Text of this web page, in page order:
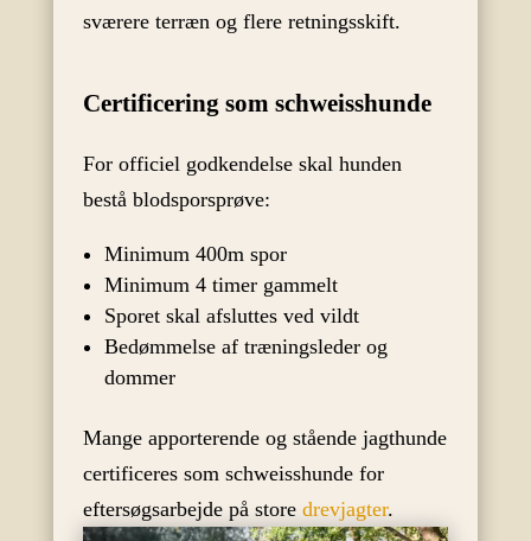
sværere terræn og flere retningsskift.
Certificering som schweisshunde
For officiel godkendelse skal hunden
bestå blodsporsprøve:
Minimum 400m spor
Minimum 4 timer gammelt
Sporet skal afsluttes ved vildt
Bedømmelse af træningsleder og
dommer
Mange apporterende og stående jagthunde
certificeres som schweisshunde for
eftersøgsarbejde på store drevjagter.